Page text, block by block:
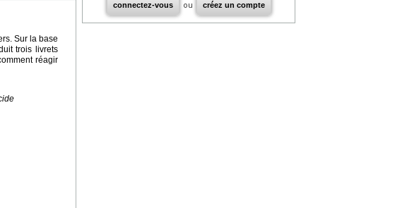
Sur la base
trois livrets
réagir
connectez-vous ou créez un compte